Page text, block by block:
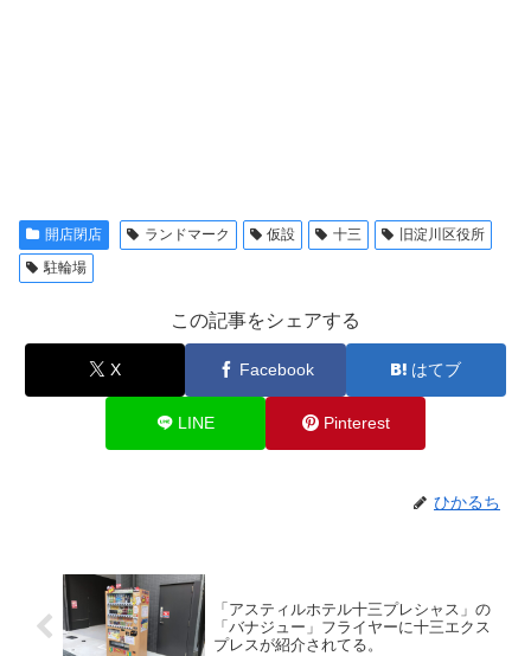
開店閉店 ランドマーク 仮設 十三
旧淀川区役所
駐輪場
この記事をシェアする
X Facebook はてブ
LINE Pinterest
ひかるち
「アスティルホテル十三プレシャス」の
「バナジュー」フライヤーに十三エクス
プレスが紹介されてる。